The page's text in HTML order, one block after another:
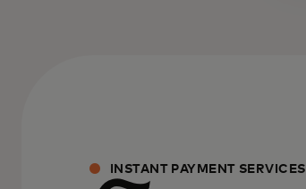
INSTANT PAYMENT SERVICES